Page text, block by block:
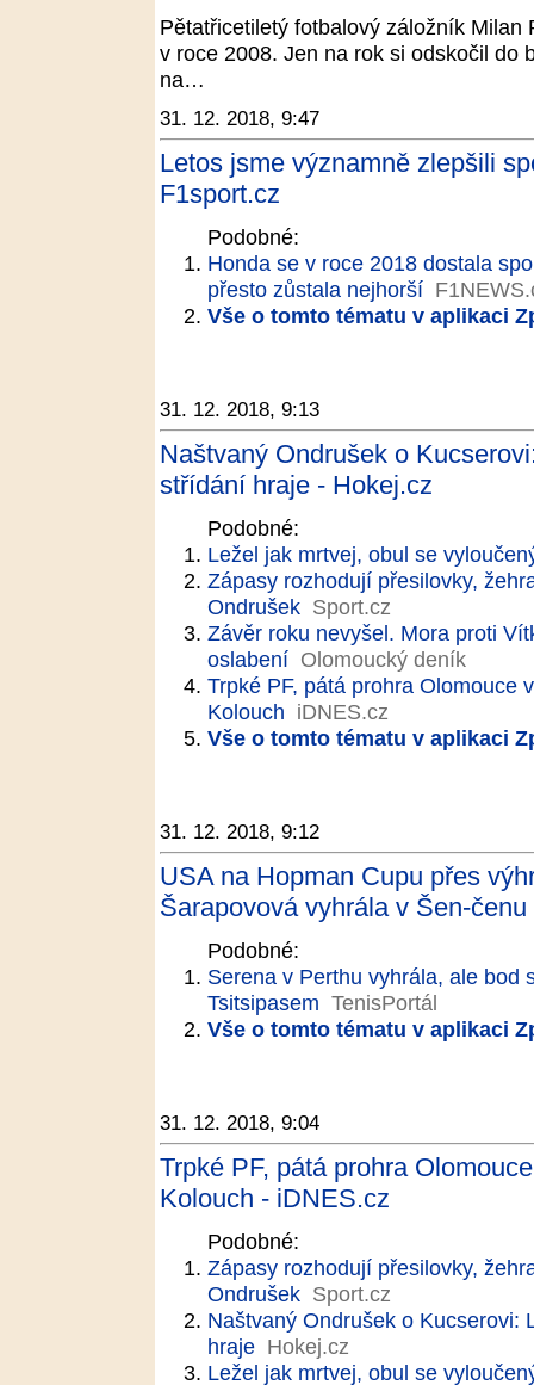
Pětatřicetiletý fotbalový záložník
v roce 2008. Jen na rok si odskočil do
na…
31. 12. 2018, 9:47
Letos jsme významně zlepšili
F1sport.cz
Podobné:
Honda se v roce 2018 dostala
přesto zůstala nejhorší
Vše o tomto tématu v aplikaci
31. 12. 2018, 9:13
Naštvaný Ondrušek o
střídání hraje - Hokej.cz
Podobné:
Ležel jak mrtvej, obul se
Zápasy rozhodují přesilovky,
Ondrušek Sport.cz
Závěr roku nevyšel. Mora proti
oslabení Olomoucký deník
Trpké PF, pátá prohra Olomouce
Kolouch iDNES.cz
Vše o tomto tématu v aplikaci
31. 12. 2018, 9:12
USA na Hopman Cupu přes
Šarapovová vyhrála v Šen-
Podobné:
Serena v Perthu vyhrála, ale bod
Tsitsipasem TenisPortál
Vše o tomto tématu v aplikaci
31. 12. 2018, 9:04
Trpké PF, pátá prohra
Kolouch - iDNES.cz
Podobné:
Zápasy rozhodují přesilovky,
Ondrušek Sport.cz
Naštvaný Ondrušek o
hraje Hokej.cz
Ležel jak mrtvej, obul se